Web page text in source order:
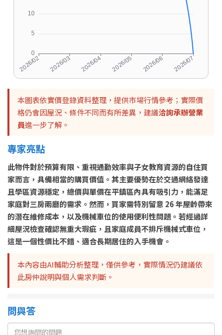
本圖表依實價登錄資料整理，提供市場行情參考；實際價
格仍會因屋況、條件不同而有所差異，建議洽詢承辦營業
員進一步了解。
專家亮點
此物件對於預算有限、重視通勤效率與子女教育資源的自住買
家而言，具備相當的購買價值。其主要優勢在於交通網絡發達
且學區資源穩定，總價與單價在平鎮區內具有吸引力，能滿足
家庭對三房兩廳的需求。然而，買家需特別留意 26 年屋齡帶來
的潛在維修成本，以及機械車位的使用便利性問題。若經過詳
細屋況檢查確認無重大瑕疵，且家庭成員不排斥機械式車位，
這是一個性價比不錯、適合長期居住的入手機會。
本內容由AI輔助分析整理，僅供參考，實際情況仍建議依
此房仲說明與個人需求判斷。
問與答